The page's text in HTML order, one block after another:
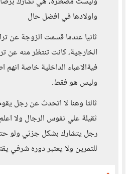
واولادها في افضل حال
ثانيا عندما قسمت الزوجة عن
الخارجية، كانت تنتظر منه عن
فيةالاعباء الداخلية خاصة
وليس هو فقط.
ثالثا وهنا لا اتحدث عن رجل يقوم
ثقيلة علي نفوس الرجال ولا
رجل يتشارك بشكل جزئي ولو
للتمرين ولا يعتبر دوره شرفي